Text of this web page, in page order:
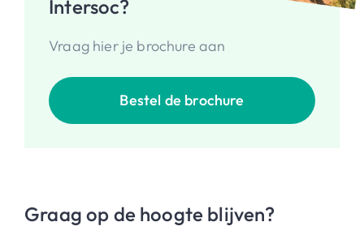
Intersoc?
Vraag hier je brochure aan
Bestel de brochure
Graag op de hoogte blijven?